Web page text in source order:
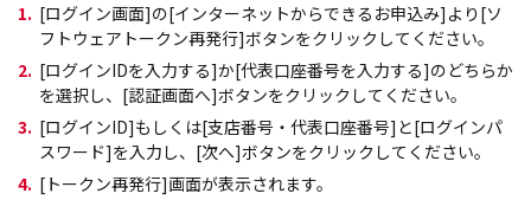
1. [ログイン画面]の[インターネットからできるお申込み]より[ソ
フトウェアトークン再発行]ボタンをクリックしてください。
2. [ログインIDを入力する]か[代表口座番号を入力する]のどちらか
を選択し、[認証画面へ]ボタンをクリックしてください。
3. [ログインID]もしくは[支店番号・代表口座番号]と[ログインパ
スワード]を入力し、[次へ]ボタンをクリックしてください。
4. [トークン再発行]画面が表示されます。